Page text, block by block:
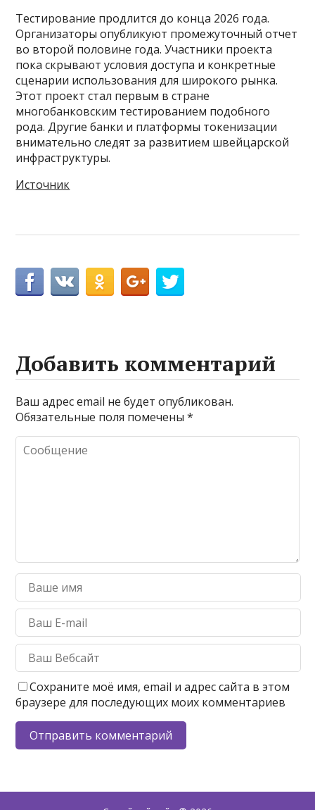
Тестирование продлится до конца 2026 года.
Организаторы опубликуют промежуточный отчет
во второй половине года. Участники проекта
пока скрывают условия доступа и конкретные
сценарии использования для широкого рынка.
Этот проект стал первым в стране
многобанковским тестированием подобного
рода. Другие банки и платформы токенизации
внимательно следят за развитием швейцарской
инфраструктуры.
Источник
Добавить комментарий
Ваш адрес email не будет опубликован.
Обязательные поля помечены*
Сохраните моё имя, email и адрес сайта в этом
браузере для последующих моих комментариев